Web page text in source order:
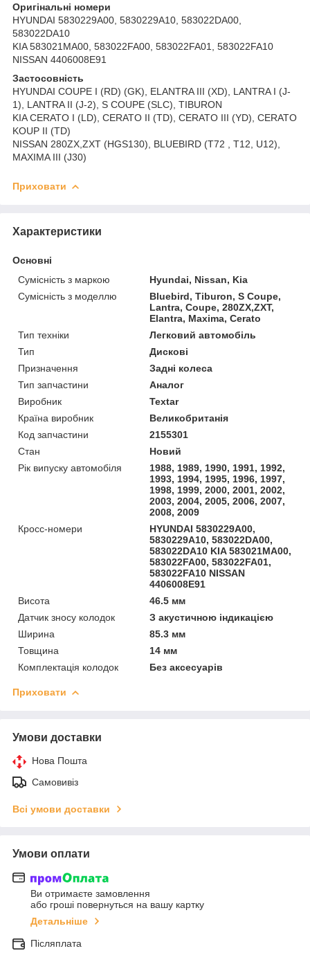
Оригінальні номери
HYUNDAI 5830229A00, 5830229A10, 583022DA00,
583022DA10
KIA 583021MA00, 583022FA00, 583022FA01, 583022FA10
NISSAN 4406008E91
Застосовність
HYUNDAI COUPE I (RD) (GK), ELANTRA III (XD), LANTRA I (J-
1), LANTRA II (J-2), S COUPE (SLC), TIBURON
KIA CERATO I (LD), CERATO II (TD), CERATO III (YD), CERATO
KOUP II (TD)
NISSAN 280ZX,ZXT (HGS130), BLUEBIRD (T72 , T12, U12),
MAXIMA III (J30)
Приховати
Характеристики
Основні
Сумісність з маркою
Hyundai, Nissan, Kia
Сумісність з моделлю
Bluebird, Tiburon, S Coupe,
Lantra, Coupe, 280ZX,ZXT,
Elantra, Maxima, Cerato
Тип техніки
Легковий автомобіль
Тип
Дискові
Призначення
Задні колеса
Тип запчастини
Аналог
Виробник
Textar
Країна виробник
Великобританія
Код запчастини
2155301
Стан
Новий
Рік випуску автомобіля
1988, 1989, 1990, 1991, 1992,
1993, 1994, 1995, 1996, 1997,
1998, 1999, 2000, 2001, 2002,
2003, 2004, 2005, 2006, 2007,
2008, 2009
Кросс-номери
HYUNDAI 5830229A00,
5830229A10, 583022DA00,
583022DA10 KIA 583021MA00,
583022FA00, 583022FA01,
583022FA10 NISSAN
4406008E91
Висота
46.5 мм
Датчик зносу колодок
З акустичною індикацією
Ширина
85.3 мм
Товщина
14 мм
Комплектація колодок
Без аксесуарів
Приховати
Умови доставки
Нова Пошта
Самовивіз
Всі умови доставки
Умови оплати
Ви отримаєте замовлення
або гроші повернуться на вашу картку
Детальніше
Післяплата